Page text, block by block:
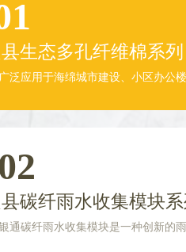
生态多孔纤维棉系列
泛应用于海绵城市建设、小区办公
碳纤雨水收集模块系
通碳纤雨水收集模块是一种创新的